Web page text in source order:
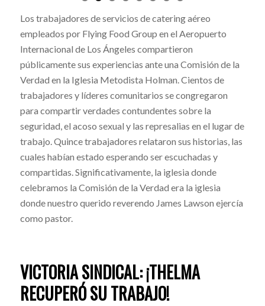
Los trabajadores de servicios de catering aéreo
empleados por Flying Food Group en el Aeropuerto
Internacional de Los Ángeles compartieron
públicamente sus experiencias ante una Comisión de la
Verdad en la Iglesia Metodista Holman. Cientos de
trabajadores y líderes comunitarios se congregaron
para compartir verdades contundentes sobre la
seguridad, el acoso sexual y las represalias en el lugar de
trabajo. Quince trabajadores relataron sus historias, las
cuales habían estado esperando ser escuchadas y
compartidas. Significativamente, la iglesia donde
celebramos la Comisión de la Verdad era la iglesia
donde nuestro querido reverendo James Lawson ejercía
como pastor.
VICTORIA SINDICAL: ¡THELMA
RECUPERÓ SU TRABAJO!